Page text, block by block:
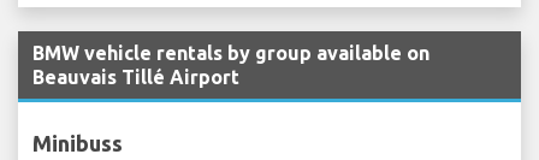
BMW vehicle rentals by group available on
Beauvais Tillé Airport
Minibuss